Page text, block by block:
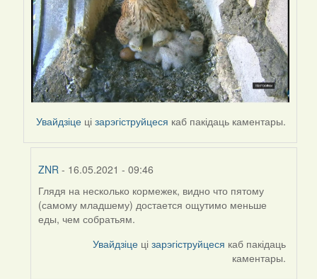
Увайдзіце цізарэгіструйцеся каб пакідаць каментары.
ZNR - 16.05.2021 - 09:46
In
reply
to
Глядя на несколько кормежек, видно что пятому
(самому младшему) достается ощутимо меньше
еды, чем собратьям.
Увайдзіце цізарэгіструйцеся каб пакідаць
каментары.